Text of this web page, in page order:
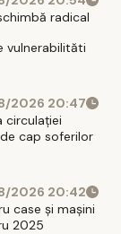
radical
vulnerabilităti
2026 20:47
circulației
cap soferilor
2026 20:42
case și mașini
2025